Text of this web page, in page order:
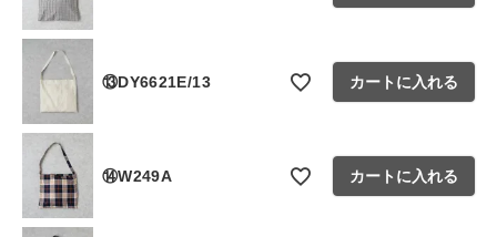
⑬DY6621E/13 カートに入れる
⑭W249A カートに入れる